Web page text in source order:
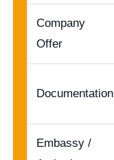
Company
Offer
Documentation
Embassy /